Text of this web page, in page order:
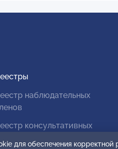
наблюдательных
консультативных
для обеспечения